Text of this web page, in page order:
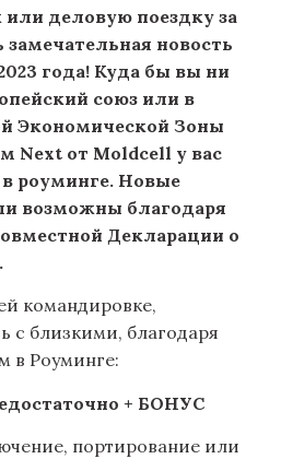
или деловую поездку за
замечательная новость
года! Куда бы вы ни
союз или в
Экономической Зоны
Next от Moldcell у вас
роуминге. Новые
возможны благодаря
Декларации о
командировке,
с близкими, благодаря
в Роуминге:
+ БОНУС
портирование или